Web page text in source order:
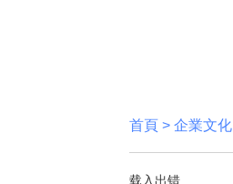
首頁 > 企業文化
载入出错